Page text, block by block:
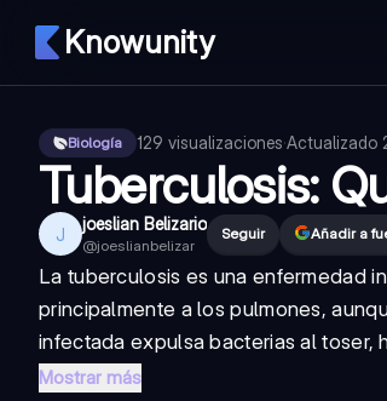
Knowunity
Biología 129 visualizaciones·Actualizado
Tuberculosis:
J joeslian Belizario
@joeslianbelizar
Seguir Añadir a
La tuberculosis es una enfermedad
principalmente a los pulmones,
infectada expulsa bacterias al toser,
Mostrar más